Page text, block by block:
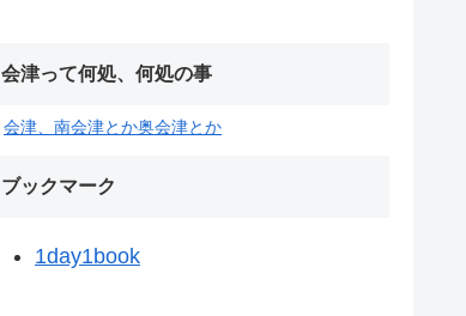
会津って何処、何処の事
会津、南会津とか奥会津とか
ブックマーク
1day1book